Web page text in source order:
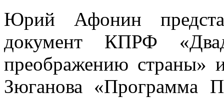
Юрий Афонин
документ КПРФ
преображению страны»
Зюганова «Программа